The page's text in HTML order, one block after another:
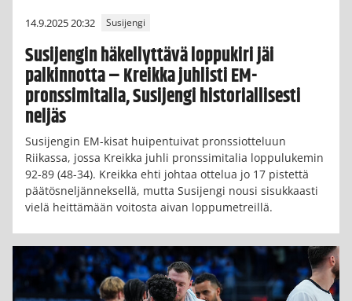
14.9.2025 20:32 Susijengi
Susijengin häkellyttävä loppukiri jäi
palkinnotta – Kreikka juhlisti EM-
pronssimitalia, Susijengi historiallisesti
neljäs
Susijengin EM-kisat huipentuivat pronssiotteluun
Riikassa, jossa Kreikka juhli pronssimitalia loppulukemin
92-89 (48-34). Kreikka ehti johtaa ottelua jo 17 pistettä
päätösneljänneksellä, mutta Susijengi nousi sisukkaasti
vielä heittämään voitosta aivan loppumetreillä.